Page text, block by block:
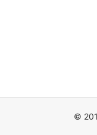
©